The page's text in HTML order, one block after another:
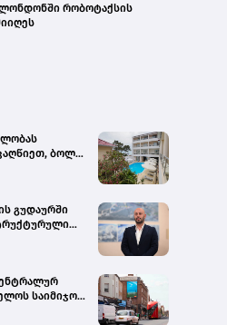
ლონდონში რობოტაქსის
ბოლო
Club
გუდაურში
საიმიჯო